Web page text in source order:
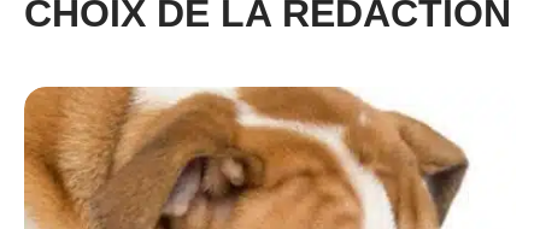
CHOIX DE LA RÉDACTION